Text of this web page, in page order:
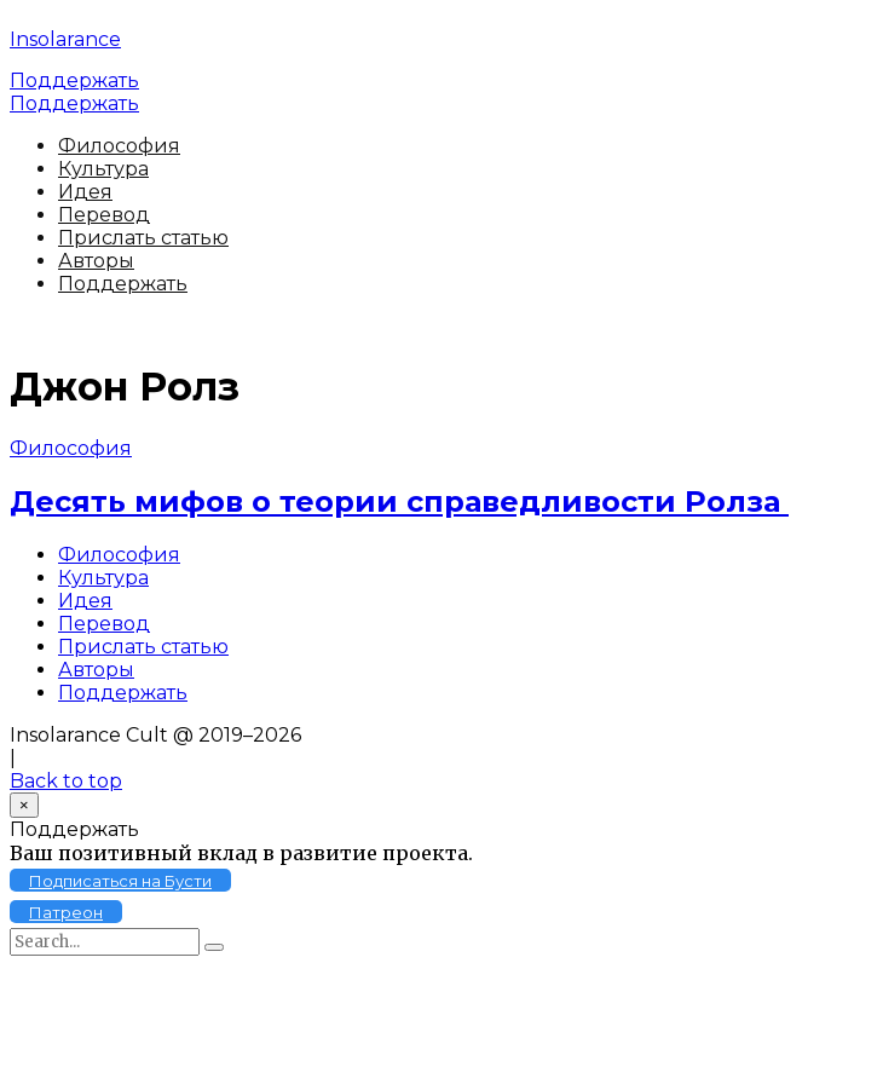
Insolarance
Поддержать
Поддержать
Философия
Культура
Идея
Перевод
Прислать статью
Авторы
Поддержать
Джон Ролз
Философия
Десять мифов о теории справедливости Ролза
Философия
Культура
Идея
Перевод
Прислать статью
Авторы
Поддержать
Insolarance Cult @ 2019–2026
Back to top
×
Поддержать
Ваш позитивный вклад в развитие проекта.
Подписаться на Бусти
Патреон